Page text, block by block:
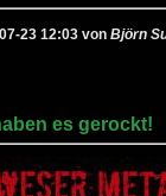
23 12:03 von Björn
es gerockt!